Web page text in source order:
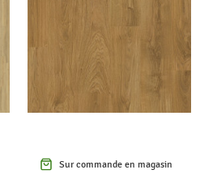
Sur commande en magasin